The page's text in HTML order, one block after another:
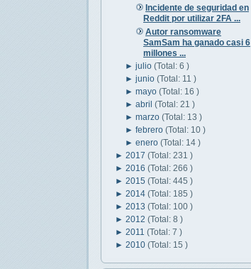
Incidente de seguridad en
Reddit por utilizar 2FA ...
Autor ransomware
SamSam ha ganado casi 6
millones ...
►julio(Total: 6 )
►junio(Total: 11 )
►mayo(Total: 16 )
►abril(Total: 21 )
►marzo(Total: 13 )
►febrero(Total: 10 )
►enero(Total: 14 )
► 2017 (Total: 231 )
► 2016 (Total: 266 )
► 2015 (Total: 445 )
► 2014 (Total: 185 )
► 2013 (Total: 100 )
► 2012 (Total: 8 )
► 2011 (Total: 7 )
► 2010 (Total: 15 )